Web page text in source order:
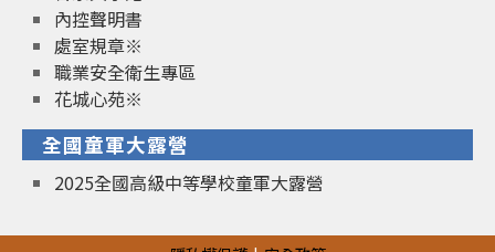
內控聲明書
處室規章※
職業安全衛生專區
花城心苑※
全國童軍大露營
2025全國高級中等學校童軍大露營